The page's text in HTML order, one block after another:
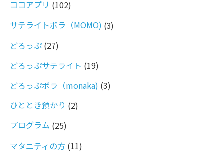
ココアプリ (102)
サテライトボラ（MOMO) (3)
どろっぷ (27)
どろっぷサテライト (19)
どろっぷボラ（monaka) (3)
ひととき預かり (2)
プログラム (25)
マタニティの方 (11)